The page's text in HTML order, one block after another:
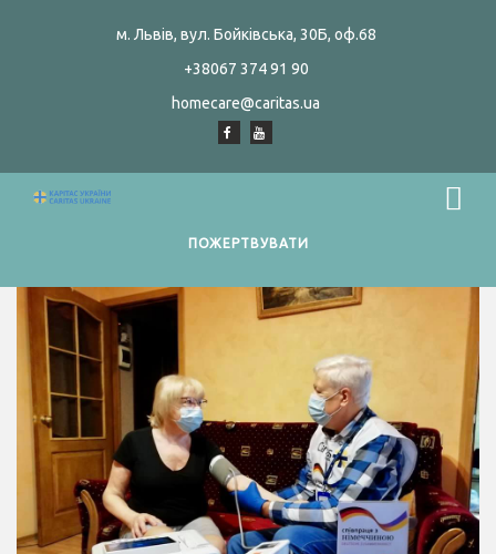
м. Львів, вул. Бойківська, 30Б, оф.68
+38067 374 91 90
homecare@caritas.ua
ПОЖЕРТВУВАТИ